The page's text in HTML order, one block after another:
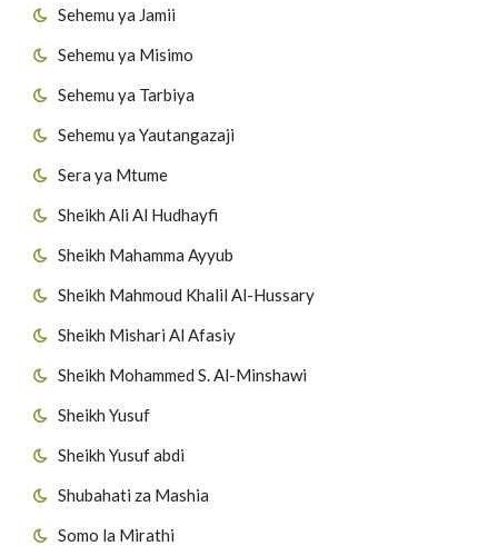
Sehemu ya Jamii
Sehemu ya Misimo
Sehemu ya Tarbiya
Sehemu ya Yautangazaji
Sera ya Mtume
Sheikh Ali Al Hudhayfi
Sheikh Mahamma Ayyub
Sheikh Mahmoud Khalil Al-Hussary
Sheikh Mishari Al Afasiy
Sheikh Mohammed S. Al-Minshawi
Sheikh Yusuf
Sheikh Yusuf abdi
Shubahati za Mashia
Somo la Mirathi